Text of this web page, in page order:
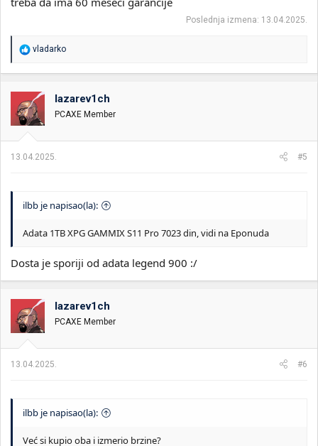
Poslednja izmena: 13.04.2025.
R
o
v
a
n
:
vladarko
lazarev1ch
PCAXE Member
13.04.2025. #5
ilbb je napisao(la):
Adata 1TB XPG GAMMIX S11 Pro 7023 din, vidi na Eponuda
Dosta je sporiji od adata legend 900 :/
lazarev1ch
PCAXE Member
13.04.2025. #6
ilbb je napisao(la):
Već si kupio oba i izmerio brzine?